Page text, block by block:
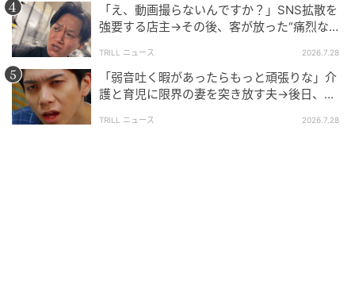
「え、動画撮らないんですか？」SNS拡散を
強要する店主→その後、客が放った“痛烈な一
TRILL ニュース 2026.7.28
「弱音吐く暇があったらもっと頑張りな」介
護と育児に限界の妻を突き放す夫→後日、妻
た」【短尺ドラマ】
TRILL ニュース 2026.7.28